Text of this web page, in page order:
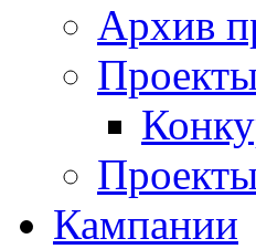
Архив
Кампании